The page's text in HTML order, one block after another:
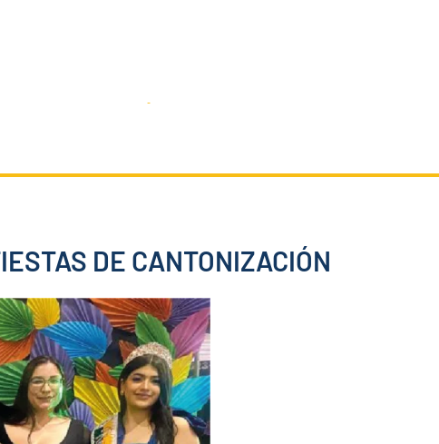
DE CANTONIZACIÓN